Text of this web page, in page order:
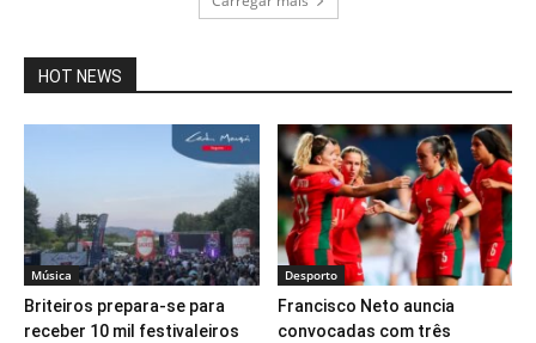
HOT NEWS
Música
Briteiros prepara-se para
receber 10 mil festivaleiros
Desporto
Francisco Neto auncia
convocadas com três